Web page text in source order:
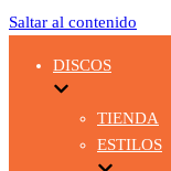
Saltar al contenido
DISCOS
TIENDA
ESTILOS